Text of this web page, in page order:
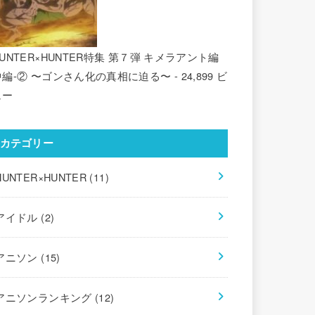
特集 第７弾 キメラアント編
編-② 〜ゴンさん化の真相に迫る〜 - 24,899 ビ
カテゴリー
(11)
イドル (2)
ニソン (15)
ニソンランキング (12)